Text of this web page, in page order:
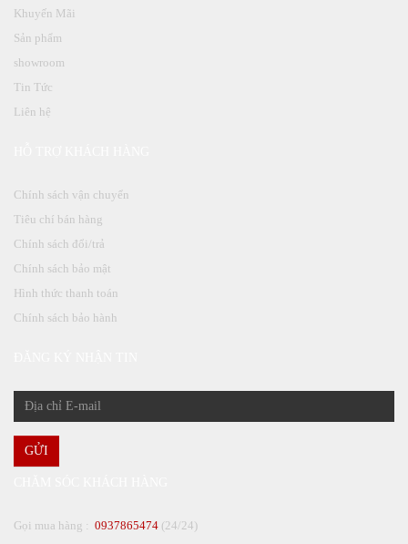
Khuyến Mãi
Sản phẩm
showroom
Tin Tức
Liên hệ
Chính sách vận chuyển
Tiêu chí bán hàng
Chính sách đổi/trả
Chính sách bảo mật
Hình thức thanh toán
Chính sách bảo hành
GỬI
Gọi mua hàng : 0937865474 (24/24)